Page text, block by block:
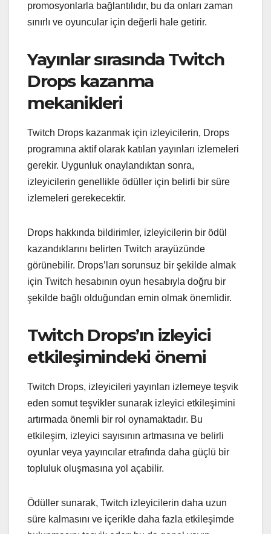
promosyonlarla bağlantılıdır, bu da onları zaman
sınırlı ve oyuncular için değerli hale getirir.
Yayınlar sırasında Twitch
Drops kazanma
mekanikleri
Twitch Drops kazanmak için izleyicilerin, Drops
programına aktif olarak katılan yayınları izlemeleri
gerekir. Uygunluk onaylandıktan sonra,
izleyicilerin genellikle ödüller için belirli bir süre
izlemeleri gerekecektir.
Drops hakkında bildirimler, izleyicilerin bir ödül
kazandıklarını belirten Twitch arayüzünde
görünebilir. Drops’ları sorunsuz bir şekilde almak
için Twitch hesabının oyun hesabıyla doğru bir
şekilde bağlı olduğundan emin olmak önemlidir.
Twitch Drops’ın izleyici
etkileşimindeki önemi
Twitch Drops, izleyicileri yayınları izlemeye teşvik
eden somut teşvikler sunarak izleyici etkileşimini
artırmada önemli bir rol oynamaktadır. Bu
etkileşim, izleyici sayısının artmasına ve belirli
oyunlar veya yayıncılar etrafında daha güçlü bir
topluluk oluşmasına yol açabilir.
Ödüller sunarak, Twitch izleyicilerin daha uzun
süre kalmasını ve içerikle daha fazla etkileşimde